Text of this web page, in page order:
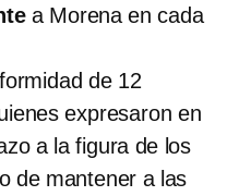
a Morena en cada
de 12
expresaron en
a la figura de los
de mantener a las